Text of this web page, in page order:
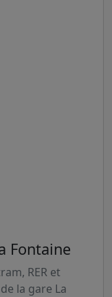
Fontaine
RER et
la gare La